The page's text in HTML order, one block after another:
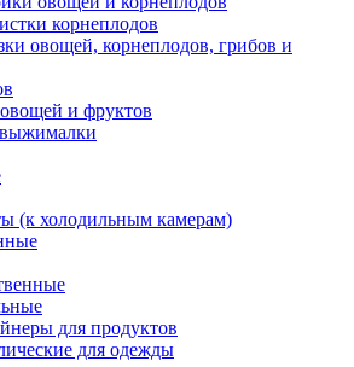
корнеплодов
овощей, корнеплодов, грибов и
и фруктов
(к холодильным камерам)
для продуктов
для одежды